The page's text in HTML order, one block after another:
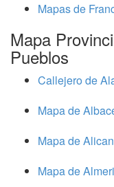
Mapas de
Mapa
Pueblos
Callejero de
Mapa de
Mapa de
Mapa de